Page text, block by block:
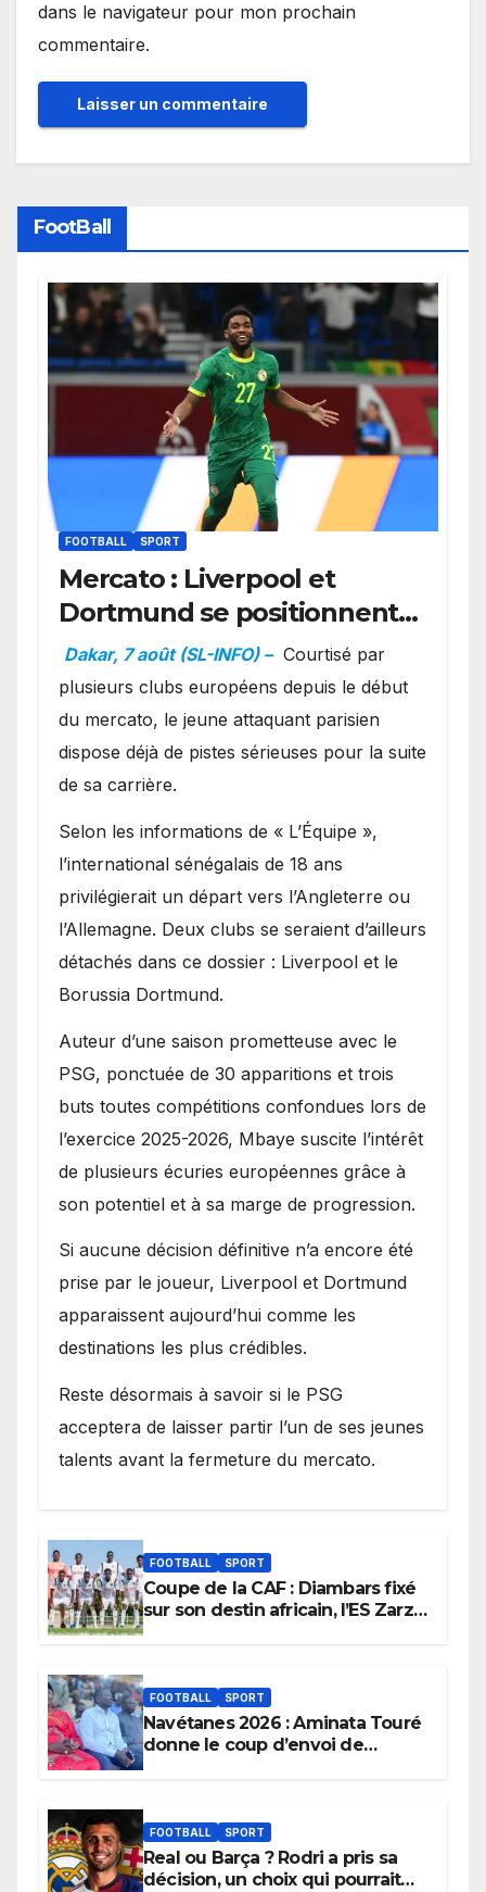
dans le navigateur pour mon prochain
commentaire.
FootBall
FOOTBALL SPORT
Mercato : Liverpool et
Dortmund se positionnent
en favoris pour recruter
Ibrahim Mbaye
Dakar, 7 août (SL-INFO) – Courtisé par
plusieurs clubs européens depuis le début
du mercato, le jeune attaquant parisien
dispose déjà de pistes sérieuses pour la suite
de sa carrière.
Selon les informations de « L’Équipe »,
l’international sénégalais de 18 ans
privilégierait un départ vers l’Angleterre ou
l’Allemagne. Deux clubs se seraient d’ailleurs
détachés dans ce dossier : Liverpool et le
Borussia Dortmund.
Auteur d’une saison prometteuse avec le
PSG, ponctuée de 30 apparitions et trois
buts toutes compétitions confondues lors de
l’exercice 2025-2026, Mbaye suscite l’intérêt
de plusieurs écuries européennes grâce à
son potentiel et à sa marge de progression.
Si aucune décision définitive n’a encore été
prise par le joueur, Liverpool et Dortmund
apparaissent aujourd’hui comme les
destinations les plus crédibles.
Reste désormais à savoir si le PSG
acceptera de laisser partir l’un de ses jeunes
talents avant la fermeture du mercato.
FOOTBALL SPORT
Coupe de la CAF : Diambars fixé
sur son destin africain, l’ES Zarzis
FOOTBALL SPORT
Navétanes 2026 : Aminata Touré
donne le coup d’envoi de
apaisées.
FOOTBALL SPORT
Real ou Barça ? Rodri a pris sa
décision, un choix qui pourrait